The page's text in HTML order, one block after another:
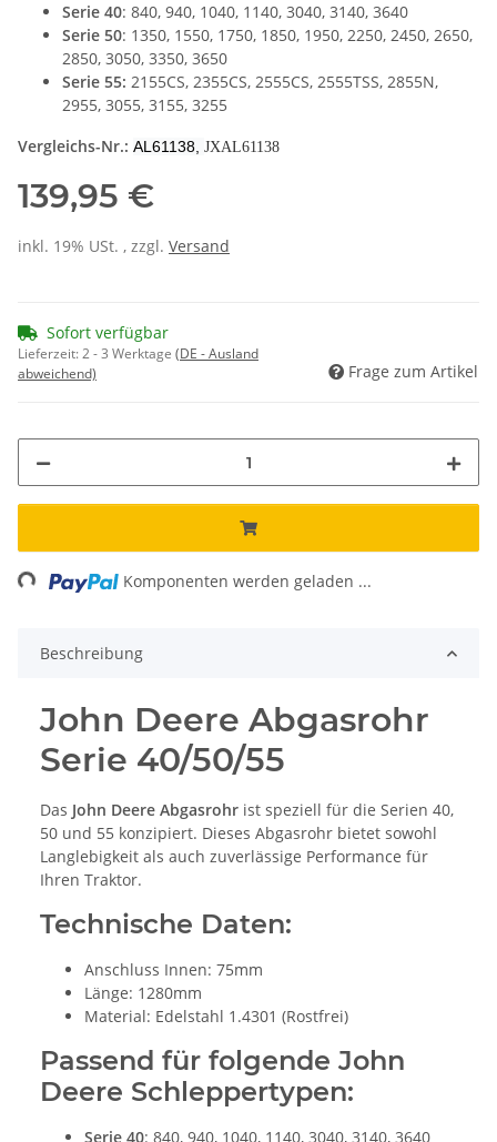
Serie 40: 840, 940, 1040, 1140, 3040, 3140, 3640
Serie 50: 1350, 1550, 1750, 1850, 1950, 2250, 2450, 2650,
2850, 3050, 3350, 3650
Serie 55: 2155CS, 2355CS, 2555CS, 2555TSS, 2855N,
2955, 3055, 3155, 3255
Vergleichs-Nr.: AL61138, JXAL61138
139,95 €
inkl. 19% USt. , zzgl. Versand
Sofort verfügbar
Lieferzeit:2 - 3 Werktage (DE - Ausland
abweichend)
Frage zum Artikel
Komponenten werden geladen ...
Beschreibung
John Deere Abgasrohr
Serie 40/50/55
Das John Deere Abgasrohr ist speziell für die Serien 40,
50 und 55 konzipiert. Dieses Abgasrohr bietet sowohl
Langlebigkeit als auch zuverlässige Performance für
Ihren Traktor.
Technische Daten:
Anschluss Innen: 75mm
Länge: 1280mm
Material: Edelstahl 1.4301 (Rostfrei)
Passend für folgende John
Deere Schleppertypen:
Serie 40: 840, 940, 1040, 1140, 3040, 3140, 3640